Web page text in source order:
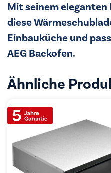
Mit seinem
diese
Einbauküche und
AEG Backofen.
Ähnliche